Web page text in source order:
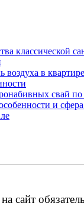
классической
воздуха в квартире
свай
и
сайт